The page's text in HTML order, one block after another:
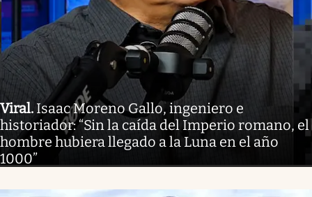
Viral. Isaac Moreno Gallo, ingeniero e
historiador: “Sin la caída del Imperio romano, el
hombre hubiera llegado a la Luna en el año
1000”